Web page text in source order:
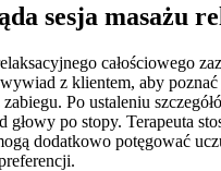
sesja masażu
całościowego
z klientem, aby
Po ustaleniu
głowy po stopy. Terapeuta
dodatkowo potęgować